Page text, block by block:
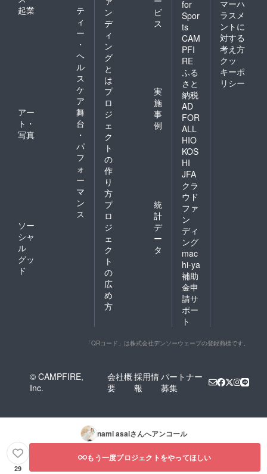
起業
テ
ィ
ー
・
ヘ
ル
ス
ケ
ア
アー
ト・
写真
舞
台
・
パ
フ
ォ
ー
マ
ン
ス
ソー
シャ
ル
グッ
ド
ン
デ
ィ
ン
グ
と
は
ビ
ス
プ
ロ
ジ
ェ
ク
ト
の
作
り
方
実
施
事
例
プ
ロ
ジ
ェ
ク
ト
の
広
め
方
統
計
デ
ー
タ
for
Spor
ts
CAM
PFI
RE
ふる
さと
納税
AD
FOR
ALL
HIO
KOS
HI
JFA
クラ
ウド
ファ
ン
ディ
ング
mac
hi-ya
補助
金申
請サ
ポー
ト
マーハ
ラスメ
ントに
対する
考え方
クッ
キーポ
リシー
「QRコード」は株式会社デンソーウェーブの登録商標です。
© CAMPFIRE,
Inc.
会社概
要
採用情
報
パートナー
募集
nami asaiさんへアンコール
29
もう一度プロジェクトをやってほしい